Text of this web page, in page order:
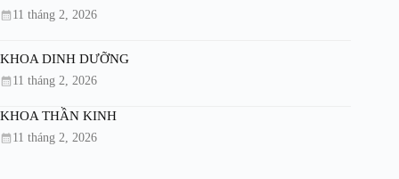
11 tháng 2, 2026
KHOA DINH DƯỠNG
11 tháng 2, 2026
KHOA THẦN KINH
11 tháng 2, 2026